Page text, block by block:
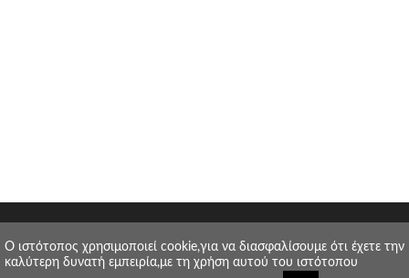
O ιστότοπος χρησιμοποιεί cookie,για να διασφαλίσουμε ότι έχετε την
καλύτερη δυνατή εμπειρία,με τη χρήση αυτού του ιστότοπου